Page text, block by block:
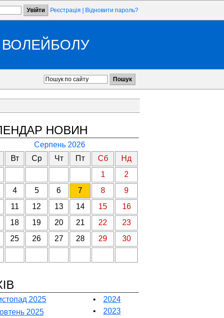
Реєстрація Відновити пароль?
ВОЛЕЙБОЛУ
НОВИН
Серпень 2026
Вт Ср Чт Пт Сб
Нд
1
2
4 5 6 7 8
9
11 12 13 14 15
16
18 19 20 21 22
23
25 26 27 28 29
30
2025
2025
•
2024
•
2023